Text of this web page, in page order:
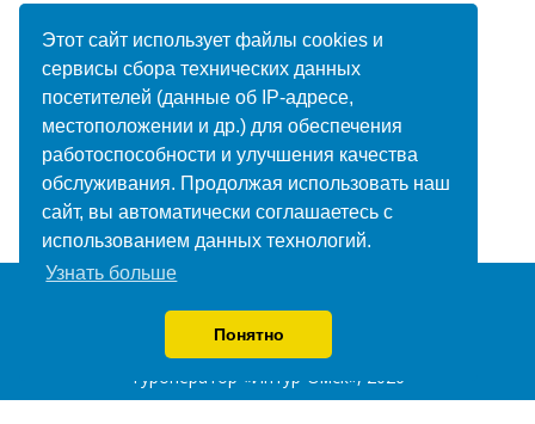
Этот сайт использует файлы cookies и
сервисы сбора технических данных
посетителей (данные об IP-адресе,
местоположении и др.) для обеспечения
работоспособности и улучшения качества
обслуживания. Продолжая использовать наш
сайт, вы автоматически соглашаетесь с
использованием данных технологий.
Узнать больше
Понятно
Туроператор «Интур-Омск», 2026